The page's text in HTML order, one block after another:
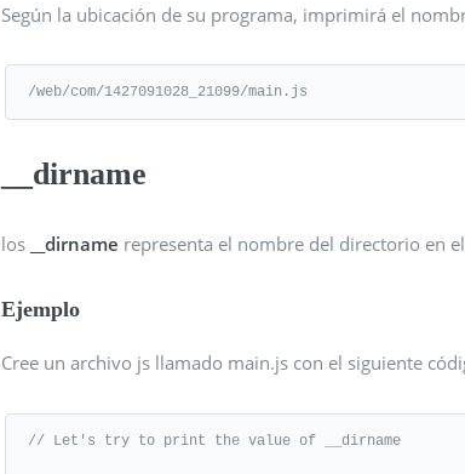
Según la ubicación de su programa, imprimirá el
/web/com/1427091028_21099/main.js
__dirname
los __dirname representa el nombre del directorio en
Ejemplo
Cree un archivo js llamado main.js con el siguiente
// Let's try to print the value of __dirname